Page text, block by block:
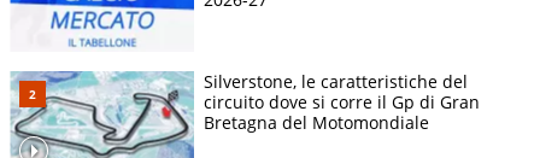
Silverstone, le caratteristiche del
circuito dove si corre il Gp di Gran
Bretagna del Motomondiale